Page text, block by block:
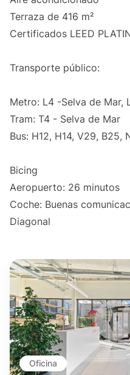
Terraza de 416 m²
Certificados LEED
Transporte público:
Metro: L4 -Selva de Mar,
Tram: T4 - Selva de Mar
Bus: H12, H14, V29, B25,
Bicing
Aeropuerto: 26 minutos
Coche: Buenas
Diagonal
Oficina